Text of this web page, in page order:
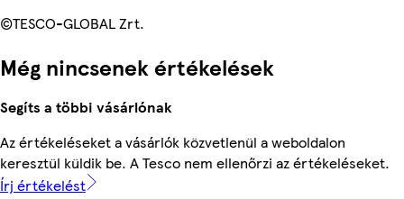
©TESCO-GLOBAL Zrt.
Még nincsenek értékelések
Segíts a többi vásárlónak
Az értékeléseket a vásárlók közvetlenül a weboldalon
keresztül küldik be. A Tesco nem ellenőrzi az értékeléseket.
Írj értékelést